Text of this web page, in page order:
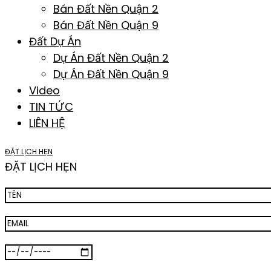
Bán Đất Nền Quận 2
Bán Đất Nền Quận 9
Đất Dự Án
Dự Án Đất Nền Quận 2
Dự Án Đất Nền Quận 9
Video
TIN TỨC
LIÊN HỆ
ĐẶT LỊCH HẸN
ĐẶT LỊCH HẸN